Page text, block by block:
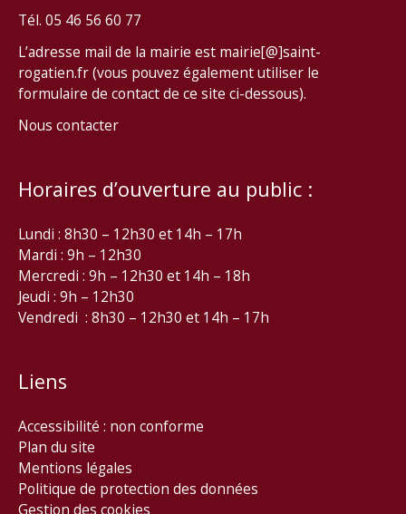
Tél. 05 46 56 60 77
L’adresse mail de la mairie est mairie[@]saint-
rogatien.fr (vous pouvez également utiliser le
formulaire de contact de ce site ci-dessous).
Nous contacter
Horaires d’ouverture au public :
Lundi : 8h30 – 12h30 et 14h – 17h
Mardi : 9h – 12h30
Mercredi : 9h – 12h30 et 14h – 18h
Jeudi : 9h – 12h30
Vendredi : 8h30 – 12h30 et 14h – 17h
Liens
Accessibilité : non conforme
Plan du site
Mentions légales
Politique de protection des données
Gestion des cookies